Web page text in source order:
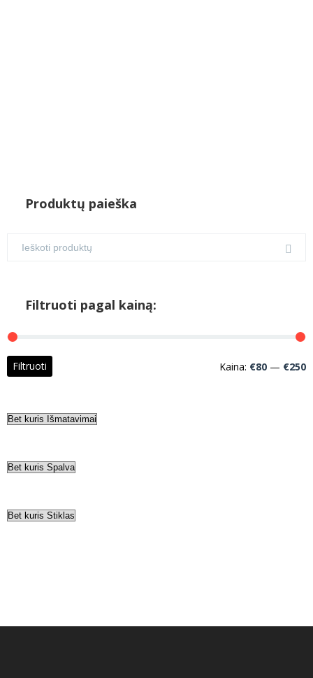
Produktų paieška
Filtruoti pagal kainą:
Filtruoti Kaina: €80 — €250